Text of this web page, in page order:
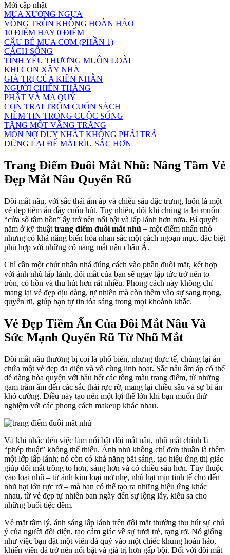
Mới cập nhật
MUA XƯƠNG NGỰA
VÒNG TRÒN KHÔNG HOÀN HẢO
10 ĐIỂM HAY 0 ĐIỂM
CẬU BÉ MUA CƠM (PHẦN 1)
CÁCH SỐNG
TÌNH YÊU THƯƠNG MUÔN LOÀI
KHỈ CON XÂY NHÀ
GIÁ TRỊ CỦA KIÊN NHẪN
NGƯỜI CHIẾN THẮNG
PHẬT VÀ MA QUỶ
CON TRAI TRỘM CUỐN SÁCH
NIỀM TIN TRONG CUỘC SỐNG
TẶNG MỘT VẦNG TRĂNG
MÓN NỢ DUY NHẤT KHÔNG PHẢI TRẢ
DỪNG LẠI ĐỂ MÀI RÌU SẮC HƠN
Trang Điểm Đuôi Mắt Nhũ: Nâng Tầm Vẻ
Đẹp Mắt Nâu Quyến Rũ
Đôi mắt nâu, với sắc thái ấm áp và chiều sâu đặc trưng, luôn là một
vẻ đẹp tiềm ẩn đầy cuốn hút. Tuy nhiên, đôi khi chúng ta lại muốn
“cửa sổ tâm hồn” ấy trở nên nổi bật và lấp lánh hơn nữa. Bí quyết
nằm ở kỹ thuật trang điểm đuôi mắt nhũ – một điểm nhấn nhỏ
nhưng có khả năng biến hóa nhan sắc một cách ngoạn mục, đặc biệt
phù hợp với những cô nàng mắt nâu châu Á.
Chỉ cần một chút nhấn nhá đúng cách vào phần đuôi mắt, kết hợp
với ánh nhũ lấp lánh, đôi mắt của bạn sẽ ngay lập tức trở nên to
tròn, có hồn và thu hút hơn rất nhiều. Phong cách này không chỉ
mang lại vẻ đẹp dịu dàng, tự nhiên mà còn thêm vào sự sang trọng,
quyến rũ, giúp bạn tự tin tỏa sáng trong mọi khoảnh khắc.
Vẻ Đẹp Tiềm Ẩn Của Đôi Mắt Nâu Và
Sức Mạnh Quyến Rũ Từ Nhũ Mắt
Đôi mắt nâu thường bị coi là phổ biến, nhưng thực tế, chúng lại ẩn
chứa một vẻ đẹp đa diện và vô cùng linh hoạt. Sắc nâu ấm áp có thể
dễ dàng hòa quyện với hầu hết các tông màu trang điểm, từ những
gam trầm ấm đến các sắc thái rực rỡ, mang lại chiều sâu và sự bí ẩn
khó cưỡng. Điều này tạo nên một lợi thế lớn khi bạn muốn thử
nghiệm với các phong cách makeup khác nhau.
Và khi nhắc đến việc làm nổi bật đôi mắt nâu, nhũ mắt chính là
“phép thuật” không thể thiếu. Ánh nhũ không chỉ đơn thuần là thêm
một lớp lấp lánh; nó còn có khả năng bắt sáng, tạo hiệu ứng thị giác
giúp đôi mắt trông to hơn, sáng hơn và có chiều sâu hơn. Tùy thuộc
vào loại nhũ – từ ánh kim loại mờ nhẹ, nhũ hạt mịn tinh tế cho đến
nhũ hạt lớn rực rỡ – mà bạn có thể tạo ra những hiệu ứng khác
nhau, từ vẻ đẹp tự nhiên ban ngày đến sự lộng lẫy, kiêu sa cho
những buổi tiệc đêm.
Về mặt tâm lý, ánh sáng lấp lánh trên đôi mắt thường thu hút sự chú
ý của người đối diện, tạo cảm giác về sự tươi trẻ, rạng rỡ. Nó giống
như việc bạn đặt một viên đá quý vào một chiếc khung hoàn hảo,
khiến viên đá trở nên nổi bật và giá trị hơn gấp bội. Đối với đôi mắt